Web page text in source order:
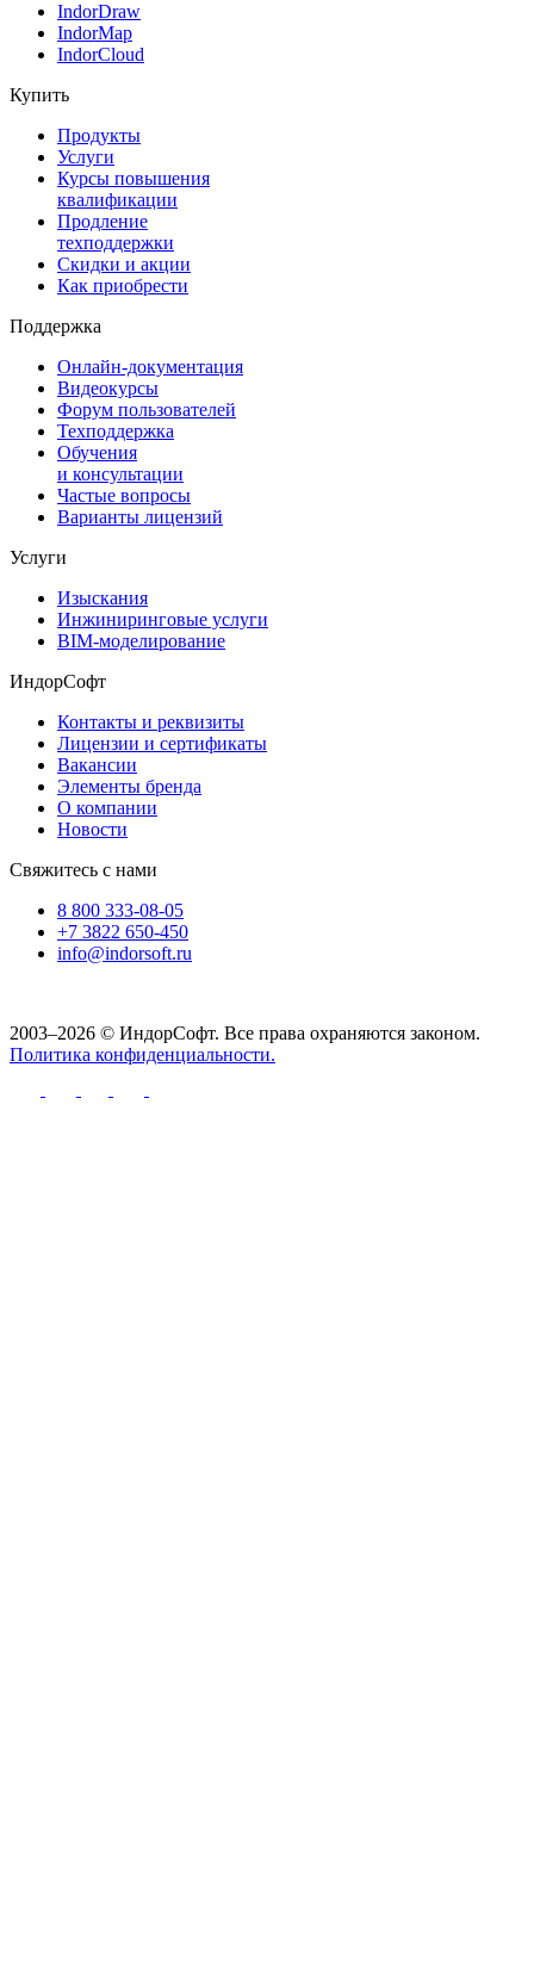
IndorDraw
IndorMap
IndorCloud
Купить
Продукты
Услуги
Курсы повышения
квалификации
Продление
техподдержки
Скидки и акции
Как приобрести
Поддержка
Онлайн-документация
Видеокурсы
Форум пользователей
Техподдержка
Обучения
и консультации
Частые вопросы
Варианты лицензий
Услуги
Изыскания
Инжиниринговые услуги
BIM-моделирование
ИндорСофт
Контакты и реквизиты
Лицензии и сертификаты
Вакансии
Элементы бренда
О компании
Новости
Свяжитесь с нами
8 800 333-08-05
+7 3822 650-450
info@indorsoft.ru
2003–2026 © ИндорСофт. Все права охраняются законом.
Политика конфиденциальности.